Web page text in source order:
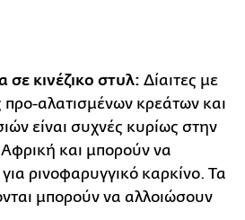
σε κινέζικο στυλ: Δίαιτες με
προ-αλατισμένων κρεάτων και
είναι συχνές κυρίως στην
και μπορούν να
ρινοφαρυγγικό καρκίνο. Τα
μπορούν να αλλοιώσουν